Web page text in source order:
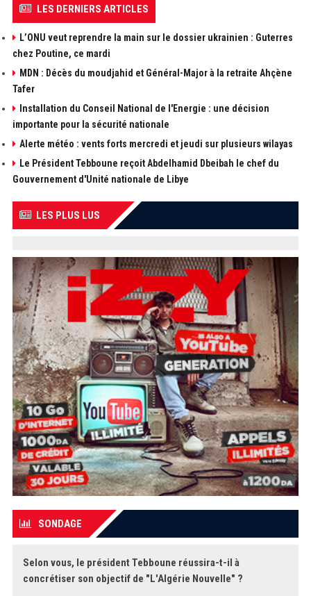
LES DERNIERS ARTICLES
L’ONU veut reprendre la main sur le dossier ukrainien : Guterres
chez Poutine, ce mardi
MDN : Décès du moudjahid et Général-Major à la retraite Ahçène
Tafer
Installation du Conseil National de l'Energie : une décision
importante pour la sécurité nationale
Alerte météo : vents forts mercredi et jeudi sur plusieurs wilayas
Le Président Tebboune reçoit Abdelhamid Dbeibah le chef du
Gouvernement d'Unité nationale de Libye
LES PLUS LUS
SONDAGE
Selon vous, le président Tebboune réussira-t-il à
concrétiser son objectif de "L'Algérie Nouvelle" ?